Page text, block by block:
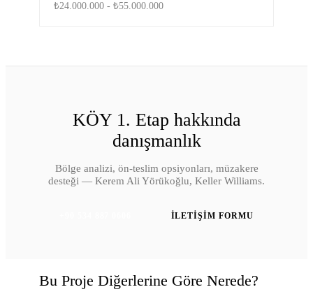
₺24.000.000 - ₺55.000.000
KÖY 1. Etap hakkında
danışmanlık
Bölge analizi, ön-teslim opsiyonları, müzakere
desteği — Kerem Ali Yörükoğlu, Keller Williams.
İLETIŞIM FORMU
Bu Proje Diğerlerine Göre Nerede?